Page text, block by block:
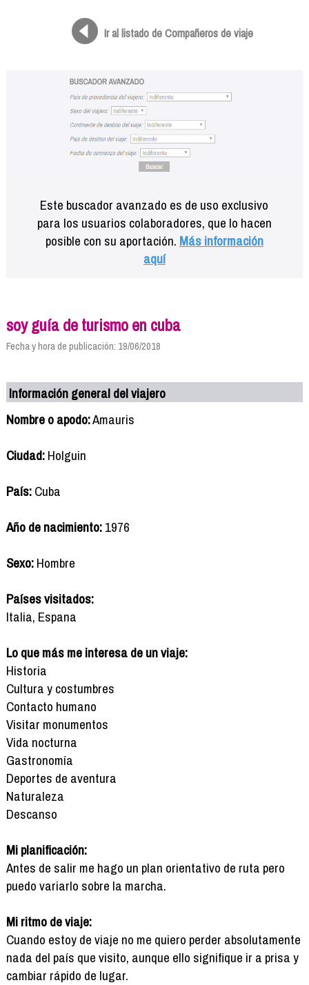
Ir al listado de Compañeros de viaje
Este buscador avanzado es de uso exclusivo
para los usuarios colaboradores, que lo hacen
posible con su aportación. Más información
aquí
soy guía de turismo en cuba
Fecha y hora de publicación: 19/06/2018
Información general del viajero
Nombre o apodo:Amauris
Ciudad:Holguin
País:Cuba
Año de nacimiento:1976
Sexo:Hombre
Países visitados:
Italia, Espana
Lo que más me interesa de un viaje:
Historia
Cultura y costumbres
Contacto humano
Visitar monumentos
Vida nocturna
Gastronomía
Deportes de aventura
Naturaleza
Descanso
Mi planificación:
Antes de salir me hago un plan orientativo de ruta pero
puedo variarlo sobre la marcha.
Mi ritmo de viaje:
Cuando estoy de viaje no me quiero perder absolutamente
nada del país que visito, aunque ello signifique ir a prisa y
cambiar rápido de lugar.